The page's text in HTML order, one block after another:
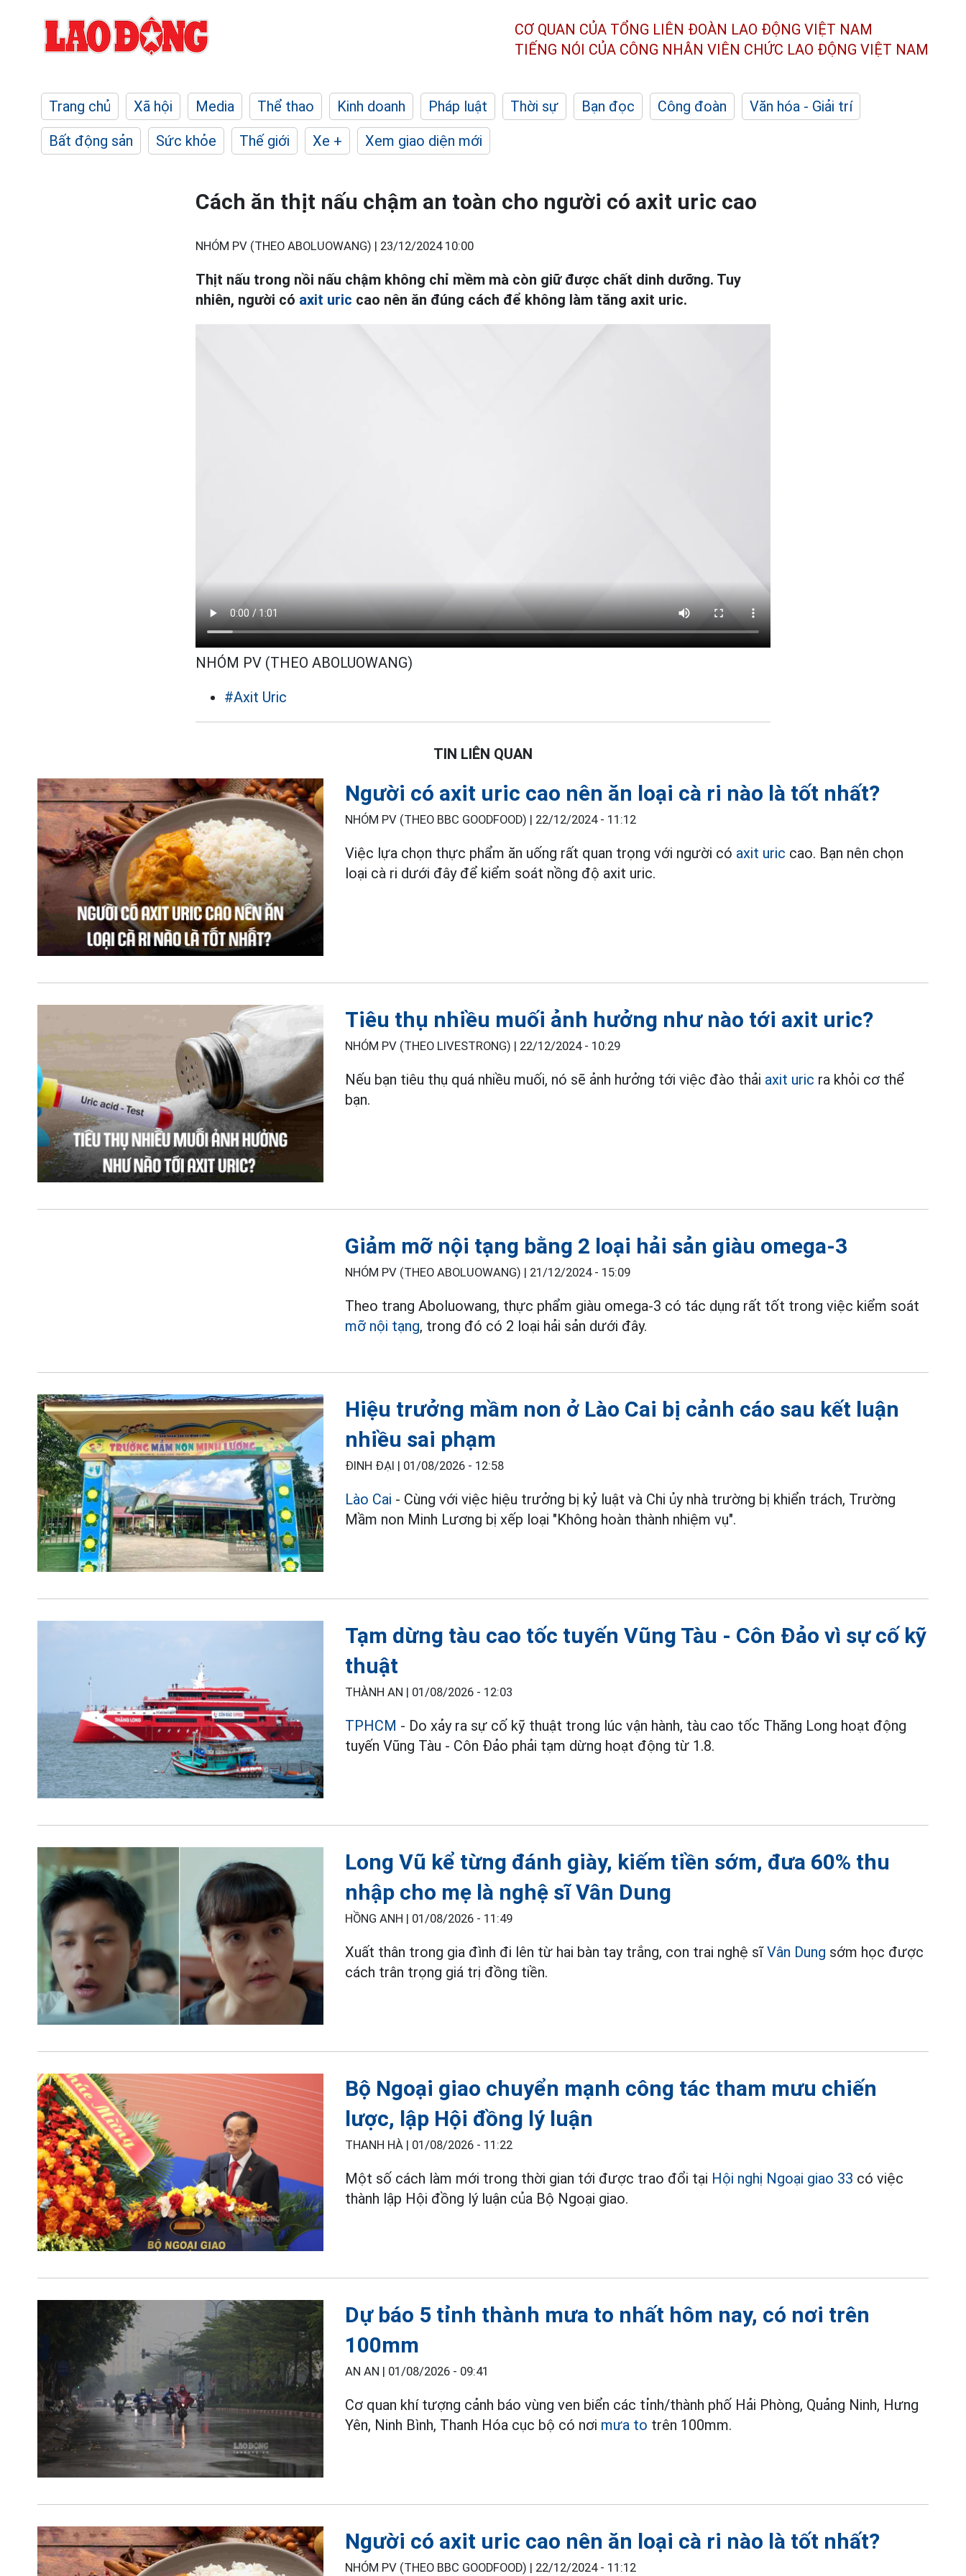
CƠ QUAN CỦA TỔNG LIÊN ĐOÀN LAO ĐỘNG VIỆT NAM
TIẾNG NÓI CỦA CÔNG NHÂN VIÊN CHỨC LAO ĐỘNG VIỆT NAM
Trang chủ Xã hội Media Thể thao Kinh doanh Pháp luật Thời sự Bạn đọc Công đoàn
Văn hóa - Giải trí
Bất động sản
Sức khỏe Thế giới Xe + Xem giao diện mới
Cách ăn thịt nấu chậm an toàn cho người có axit uric cao
NHÓM PV (THEO ABOLUOWANG) | 23/12/2024 10:00
Thịt nấu trong nồi nấu chậm không chỉ mềm mà còn giữ được chất dinh dưỡng. Tuy
nhiên, người có axit uric cao nên ăn đúng cách để không làm tăng axit uric.
NHÓM PV (THEO ABOLUOWANG)
#Axit Uric
TIN LIÊN QUAN
Người có axit uric cao nên ăn loại cà ri nào là tốt nhất?
NHÓM PV (THEO BBC GOODFOOD) | 22/12/2024 - 11:12
Việc lựa chọn thực phẩm ăn uống rất quan trọng với người có axit uric cao. Bạn nên chọn
loại cà ri dưới đây để kiểm soát nồng độ axit uric.
Tiêu thụ nhiều muối ảnh hưởng như nào tới axit uric?
NHÓM PV (THEO LIVESTRONG) | 22/12/2024 - 10:29
Nếu bạn tiêu thụ quá nhiều muối, nó sẽ ảnh hưởng tới việc đào thải axit uric ra khỏi cơ thể
bạn.
Giảm mỡ nội tạng bằng 2 loại hải sản giàu omega-3
NHÓM PV (THEO ABOLUOWANG) | 21/12/2024 - 15:09
Theo trang Aboluowang, thực phẩm giàu omega-3 có tác dụng rất tốt trong việc kiểm soát
mỡ nội tạng, trong đó có 2 loại hải sản dưới đây.
Hiệu trưởng mầm non ở Lào Cai bị cảnh cáo sau kết luận
nhiều sai phạm
ĐINH ĐẠI | 01/08/2026 - 12:58
Lào Cai - Cùng với việc hiệu trưởng bị kỷ luật và Chi ủy nhà trường bị khiển trách, Trường
Mầm non Minh Lương bị xếp loại "Không hoàn thành nhiệm vụ".
Tạm dừng tàu cao tốc tuyến Vũng Tàu - Côn Đảo vì sự cố kỹ
thuật
THÀNH AN | 01/08/2026 - 12:03
TPHCM - Do xảy ra sự cố kỹ thuật trong lúc vận hành, tàu cao tốc Thăng Long hoạt động
tuyến Vũng Tàu - Côn Đảo phải tạm dừng hoạt động từ 1.8.
Long Vũ kể từng đánh giày, kiếm tiền sớm, đưa 60% thu
nhập cho mẹ là nghệ sĩ Vân Dung
HỒNG ANH | 01/08/2026 - 11:49
Xuất thân trong gia đình đi lên từ hai bàn tay trắng, con trai nghệ sĩVân Dung sớm học được
cách trân trọng giá trị đồng tiền.
Bộ Ngoại giao chuyển mạnh công tác tham mưu chiến
lược, lập Hội đồng lý luận
THANH HÀ | 01/08/2026 - 11:22
Một số cách làm mới trong thời gian tới được trao đổi tại Hội nghị Ngoại giao 33 có việc
thành lập Hội đồng lý luận của Bộ Ngoại giao.
Dự báo 5 tỉnh thành mưa to nhất hôm nay, có nơi trên
100mm
AN AN | 01/08/2026 - 09:41
Cơ quan khí tượng cảnh báo vùng ven biển các tỉnh/thành phố Hải Phòng, Quảng Ninh, Hưng
Yên, Ninh Bình, Thanh Hóa cục bộ có nơi mưa to trên 100mm.
Người có axit uric cao nên ăn loại cà ri nào là tốt nhất?
NHÓM PV (THEO BBC GOODFOOD) | 22/12/2024 - 11:12